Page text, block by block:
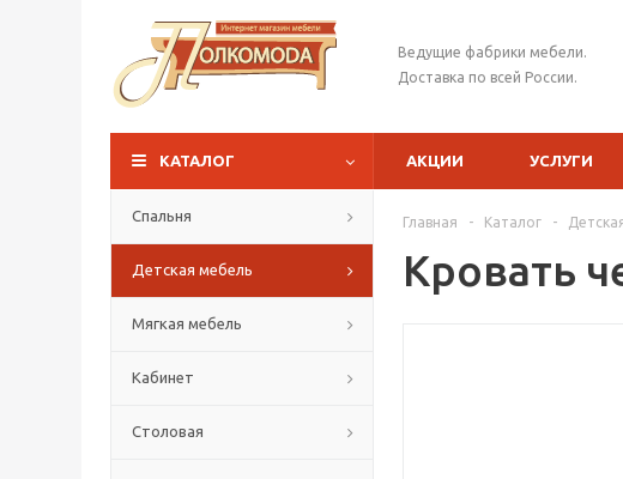
Ведущие фабрики мебели.
Доставка по всей России.
КАТАЛОГ АКЦИИ УСЛУГИ
Спальня
Детская мебель
Мягкая мебель
Кабинет
Столовая
Главная - Каталог -
Кровать